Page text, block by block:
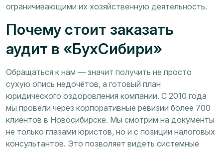
ограничивающими их хозяйственную деятельность.
Почему стоит заказать
аудит в «БухСибири»
Обращаться к нам — значит получить не просто
сухую опись недочётов, а готовый план
юридического оздоровления компании. С 2010 года
мы провели через корпоративные ревизии более 700
клиентов в Новосибирске. Мы смотрим на документы
не только глазами юристов, но и с позиции налоговых
консультантов. Это позволяет видеть системные